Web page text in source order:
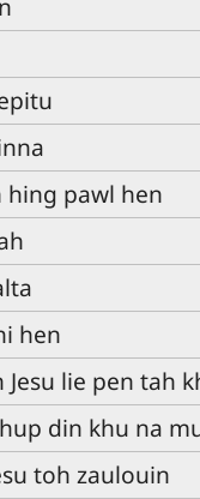
hing pawl hen
hen
lie pen tah
din khu na
toh zaulouin